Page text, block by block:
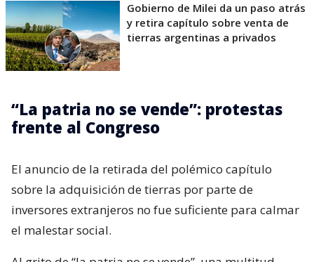
Gobierno de Milei da un paso atrás
y retira capítulo sobre venta de
tierras argentinas a privados
“La patria no se vende”: protestas
frente al Congreso
El anuncio de la retirada del polémico capítulo
sobre la adquisición de tierras por parte de
inversores extranjeros no fue suficiente para calmar
el malestar social.